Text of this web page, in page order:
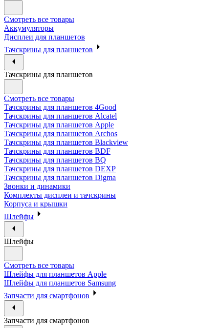
Смотреть все товары
Аккумуляторы
Дисплеи для планшетов
Тачскрины для планшетов
Тачскрины для планшетов
Смотреть все товары
Тачскрины для планшетов 4Good
Тачскрины для планшетов Alcatel
Тачскрины для планшетов Apple
Тачскрины для планшетов Archos
Тачскрины для планшетов Blackview
Тачскрины для планшетов BDF
Тачскрины для планшетов BQ
Тачскрины для планшетов DEXP
Тачскрины для планшетов Digma
Звонки и динамики
Комплекты дисплеи и тачскрины
Корпуса и крышки
Шлейфы
Шлейфы
Смотреть все товары
Шлейфы для планшетов Apple
Шлейфы для планшетов Samsung
Запчасти для смартфонов
Запчасти для смартфонов